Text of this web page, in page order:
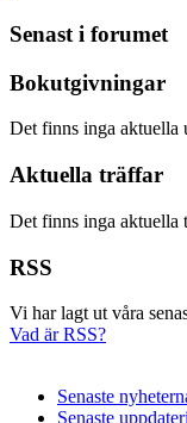
Senast i forumet
Bokutgivningar
Det finns inga aktuella
Aktuella träffar
Det finns inga aktuella
RSS
Vi har lagt ut våra
Vad är RSS?
Senaste
Senaste